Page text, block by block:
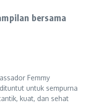
bersama
Femmy
untuk sempurna
kuat, dan sehat